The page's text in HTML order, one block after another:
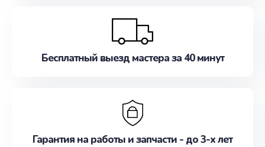
Бесплатный выезд мастера за 40 минут
Гарантия на работы и запчасти - до 3-х лет